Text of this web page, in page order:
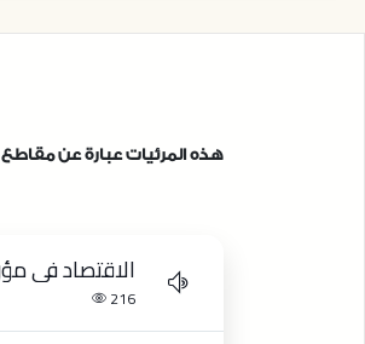
هذه المرئيات عبارة عن
الاقتصاد في
216